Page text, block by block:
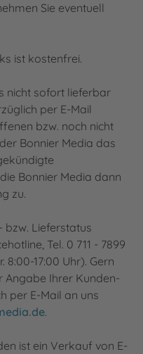
Sie eventuell
ist kostenfrei.
nicht sofort lieferbar
per E-Mail
bzw. noch nicht
Bonnier Media das
Bonnier Media dann
zu.
bzw. Lieferstatus
Tel. 0 711 - 7899
8:00-17:00 Uhr). Gern
Angabe Ihrer Kunden-
per E-Mail an uns
.
ist ein Verkauf von E-